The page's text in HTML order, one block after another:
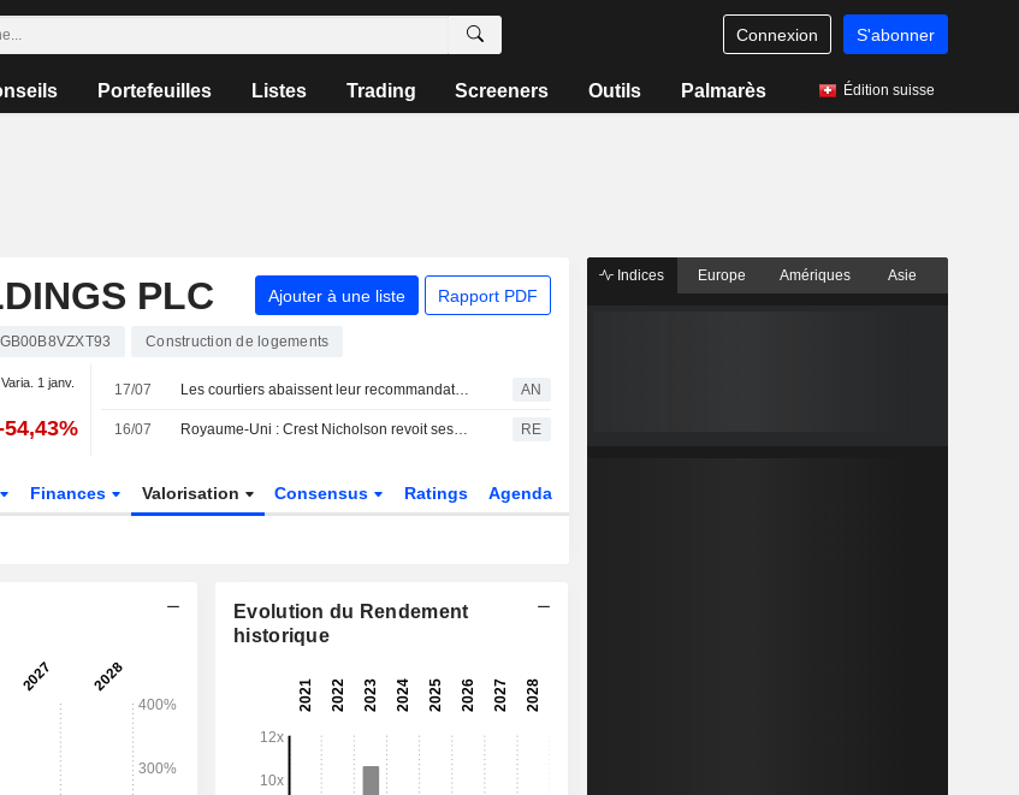
Connexion S'abonner
Portefeuilles Listes Trading Screeners Outils Palmarès Édition suisse
PLC Ajouter à une liste Rapport PDF
GB00B8VZXT93 Construction de logements
Varia. 1 janv.
54,43%
17/07 Les courtiers abaissent leur recommandation sur Rotork à " conserver » suite au rachat par ABB AN
16/07 Royaume-Uni : Crest Nicholson revoit ses prévisions de bénéfices à la baisse face à l'incertitude économique RE
Finances Valorisation Consensus Ratings Agenda
Evolution du Rendement
historique
Indices Europe Amériques Asie